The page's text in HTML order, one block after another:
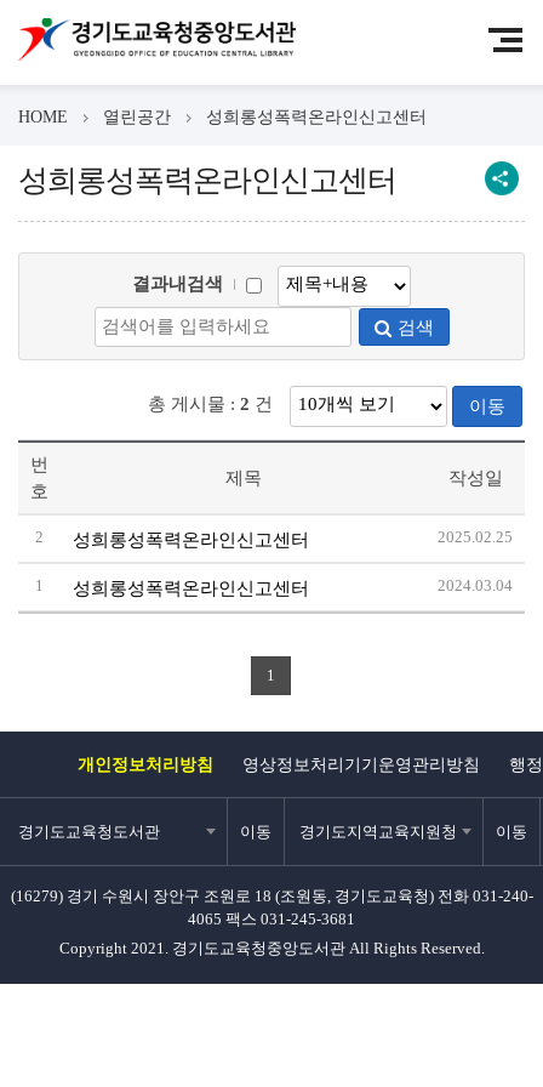
HOME 열린공간 성희롱성폭력온라인신고센터
성희롱성폭력온라인신고센터
결과내검색
검색
총 게시물 : 2 건 이동
번
호
제목 작성일
2 성희롱성폭력온라인신고센터 2025.02.25
1 성희롱성폭력온라인신고센터 2024.03.04
1
개인정보처리방침 영상정보처리기기운영관리방침 행
경기도교육청도서관 이동 경기도지역교육지원청 이동
(16279) 경기 수원시 장안구 조원로 18 (조원동, 경기도교육청) 전화 031-240-
4065 팩스 031-245-3681
Copyright 2021. 경기도교육청중앙도서관 All Rights Reserved.